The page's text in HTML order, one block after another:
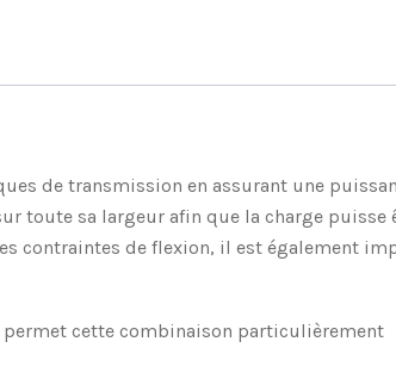
de transmission en assurant une
toute sa largeur afin que la charge puisse
contraintes de flexion, il est également
permet cette combinaison particulièrement